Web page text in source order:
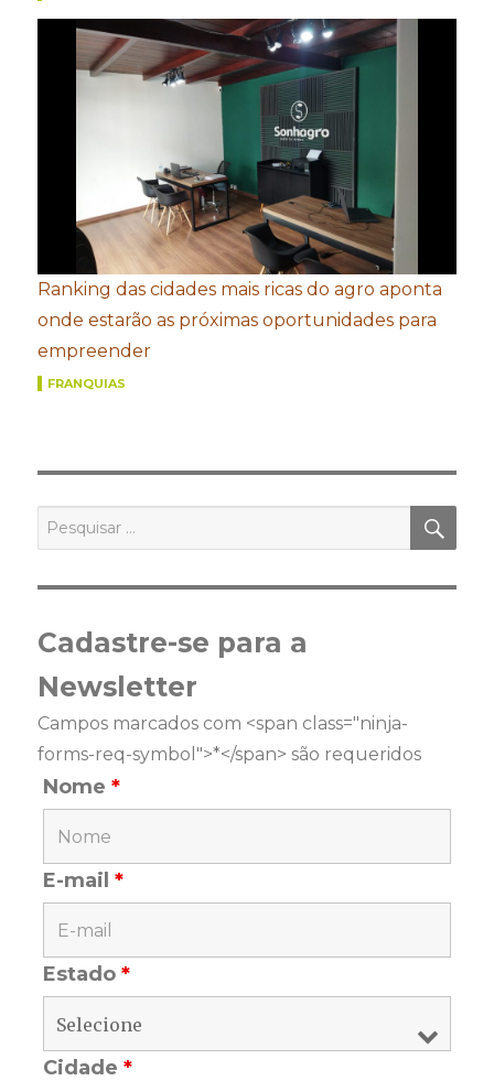
Ranking das cidades mais ricas do agro aponta
onde estarão as próximas oportunidades para
empreender
FRANQUIAS
por:
Cadastre-se para a
Newsletter
Campos marcados com <span class="ninja-
forms-req-symbol">*</span> são requeridos
Nome*
E-mail*
Estado*
Cidade*